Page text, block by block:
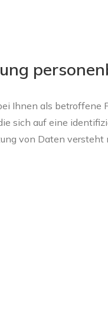
Ihnen als betroffene
sich auf eine
von Daten versteht